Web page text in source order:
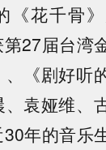
《花千骨
27届台湾
《剧好听
袁娅维、
30年的音乐